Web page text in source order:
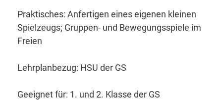
Praktisches: Anfertigen eines eigenen kleinen
Spielzeugs; Gruppen- und Bewegungsspiele im
Freien
Lehrplanbezug: HSU der GS
Geeignet für: 1. und 2. Klasse der GS